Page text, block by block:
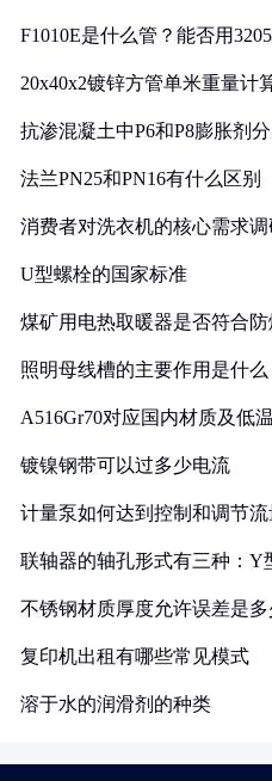
F1010E是什么管？能否用
20x40x2镀锌方管单米重量计
抗渗混凝土中P6和P8膨胀剂
法兰PN25和PN16有什么区别
消费者对洗衣机的核心需求
U型螺栓的国家标准
煤矿用电热取暖器是否符合
照明母线槽的主要作用是什么
A516Gr70对应国内材质及低
镀镍钢带可以过多少电流
计量泵如何达到控制和调节
联轴器的轴孔形式有三种：Y
不锈钢材质厚度允许误差是多
复印机出租有哪些常见模式
溶于水的润滑剂的种类